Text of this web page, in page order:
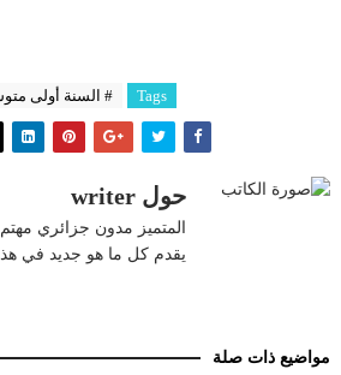
Tags # السنة أولى
حول writer
المتميز مدون جزائري مهتم
يقدم كل ما هو جديد في
مواضيع ذات صلة